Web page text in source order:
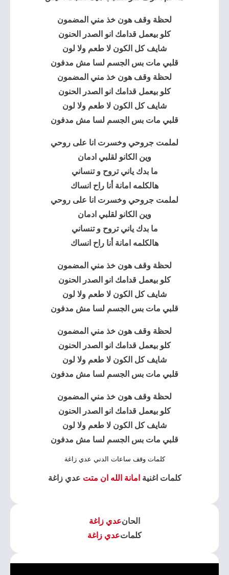
لحظة وقف هون خذ مني المضمون
كلو بيعمل قدامك انو الصدر الحنون
شايف كل الكون لا طعم ولا لون
قلبي مات بس الجسم لسا مش مدفون
لحظة وقف هون خذ مني المضمون
كلو بيعمل قدامك انو الصدر الحنون
شايف كل الكون لا طعم ولا لون
قلبي مات بس الجسم لسا مش مدفون
لملمت جروحي وخسرت انا على روحي
وين الكانو لقلبي ادمان
ما بدك ياني تروح و تنساني
هالكلمه امانة أنا راح انساك
لملمت جروحي وخسرت انا على روحي
وين الكانو لقلبي ادمان
ما بدك ياني تروح و تنساني
هالكلمه امانة أنا راح انساك
لحظة وقف هون خذ مني المضمون
كلو بيعمل قدامك انو الصدر الحنون
شايف كل الكون لا طعم ولا لون
قلبي مات بس الجسم لسا مش مدفون
لحظة وقف هون خذ مني المضمون
كلو بيعمل قدامك انو الصدر الحنون
شايف كل الكون لا طعم ولا لون
قلبي مات بس الجسم لسا مش مدفون
لحظة وقف هون خذ مني المضمون
كلو بيعمل قدامك انو الصدر الحنون
شايف كل الكون لا طعم ولا لون
قلبي مات بس الجسم لسا مش مدفون
كلمات وقف ساعات الدني عدي زاغة
كلمات اغنية امانة الله ان متت عدي زاغة
الحانعدي زاغة
كلماتعدي زاغة